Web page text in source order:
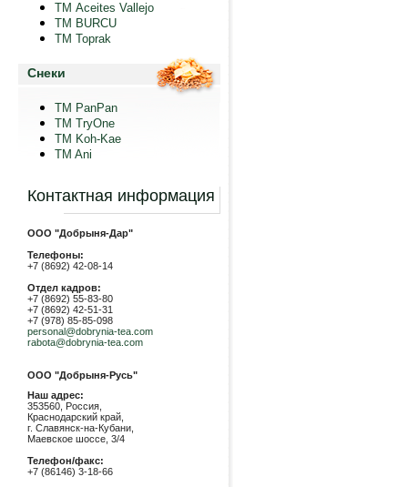
ТМ Aceites Vallejo
TM BURCU
TM Toprak
Снеки
TM PanPan
ТМ TryOne
ТМ Koh-Kae
TM Ani
Контактная информация
ООО "Добрыня-Дар"
Телефоны:
+7 (8692) 42-08-14
Отдел кадров:
+7 (8692) 55-83-80
+7 (8692) 42-51-31
+7 (978) 85-85-098
personal@dobrynia-tea.com
rabota@dobrynia-tea.com
ООО "Добрыня-Русь"
Наш адрес:
353560, Россия,
Краснодарский край,
г. Славянск-на-Кубани,
Маевское шоссе, 3/4
Телефон/факс:
+7 (86146) 3-18-66